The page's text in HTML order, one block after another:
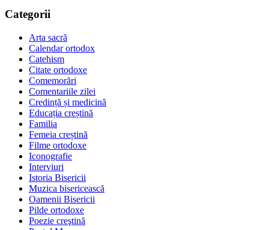
Categorii
Arta sacră
Calendar ortodox
Catehism
Citate ortodoxe
Comemorări
Comentariile zilei
Credință și medicină
Educația creștină
Familia
Femeia creștină
Filme ortodoxe
Iconografie
Interviuri
Istoria Bisericii
Muzica bisericească
Oamenii Bisericii
Pilde ortodoxe
Poezie creştină